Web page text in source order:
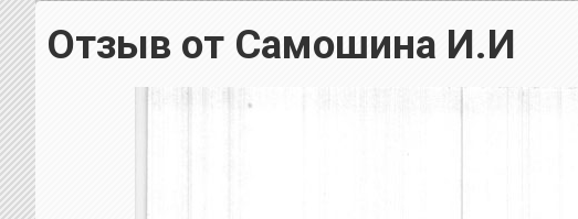
Отзыв от Самошина И.И